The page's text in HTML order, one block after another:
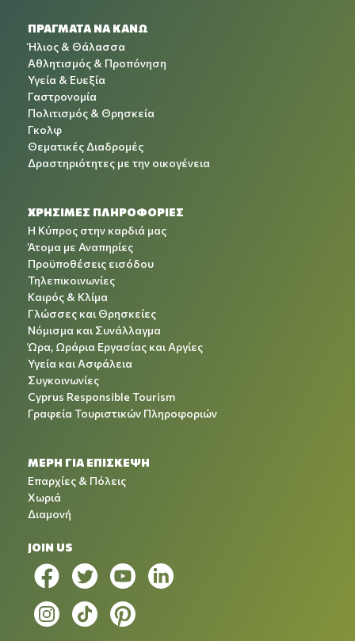
ΠΡΑΓΜΑΤΑ ΝΑ ΚΑΝΩ
Ήλιος & Θάλασσα
Αθλητισμός & Προπόνηση
Υγεία & Ευεξία
Γαστρονομία
Πολιτισμός & Θρησκεία
Γκολφ
Θεματικές Διαδρομές
Δραστηριότητες με την οικογένεια
ΧΡΉΣΙΜΕΣ ΠΛΗΡΟΦΟΡΊΕΣ
Η Κύπρος στην καρδιά μας
Άτομα με Αναπηρίες
Προϋποθέσεις εισόδου
Τηλεπικοινωνίες
Καιρός & Κλίμα
Γλώσσες και Θρησκείες
Νόμισμα και Συνάλλαγμα
Ώρα, Ωράρια Εργασίας και Αργίες
Υγεία και Ασφάλεια
Συγκοινωνίες
Cyprus Responsible Tourism
Γραφεία Τουριστικών Πληροφοριών
ΜΕΡΗ ΓΙΑ ΕΠΙΣΚΕΨΗ
Επαρχίες & Πόλεις
Χωριά
Διαμονή
JOIN US